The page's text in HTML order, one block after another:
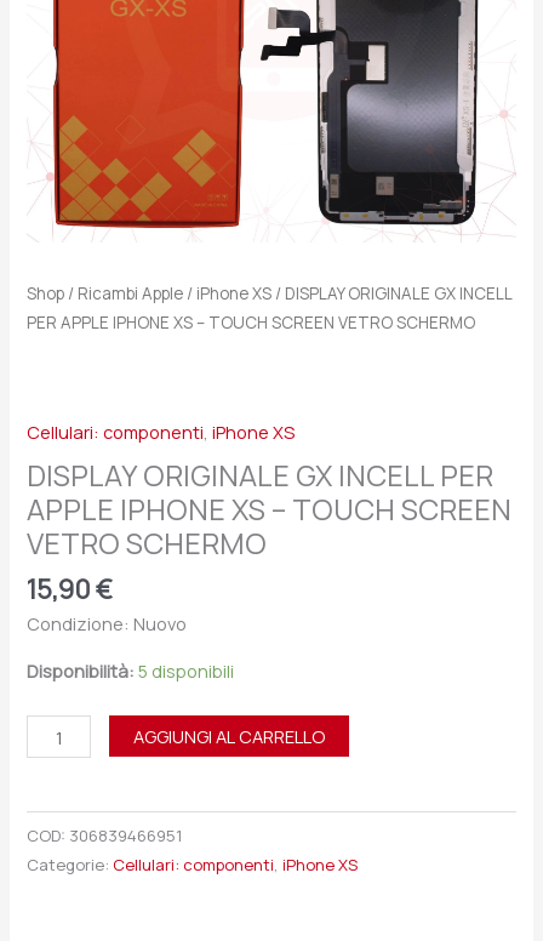
Shop / Ricambi Apple / iPhone XS / DISPLAY ORIGINALE GX INCELL
PER APPLE IPHONE XS – TOUCH SCREEN VETRO SCHERMO
Cellulari: componenti,iPhone XS
DISPLAY ORIGINALE GX INCELL PER
APPLE IPHONE XS – TOUCH SCREEN
VETRO SCHERMO
15,90€
Condizione: Nuovo
Disponibilità: 5 disponibili
SCREEN
VETRO
SCHERMO
quantità
AGGIUNGI AL CARRELLO
COD: 306839466951
Categorie: Cellulari: componenti,iPhone XS